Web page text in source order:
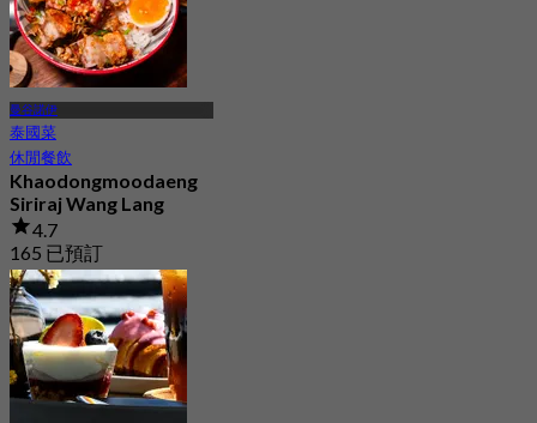
曼谷諾伊
泰國菜
休閒餐飲
Khaodongmoodaeng
Siriraj Wang Lang
4.7
165 已預訂
起฿ 324.75